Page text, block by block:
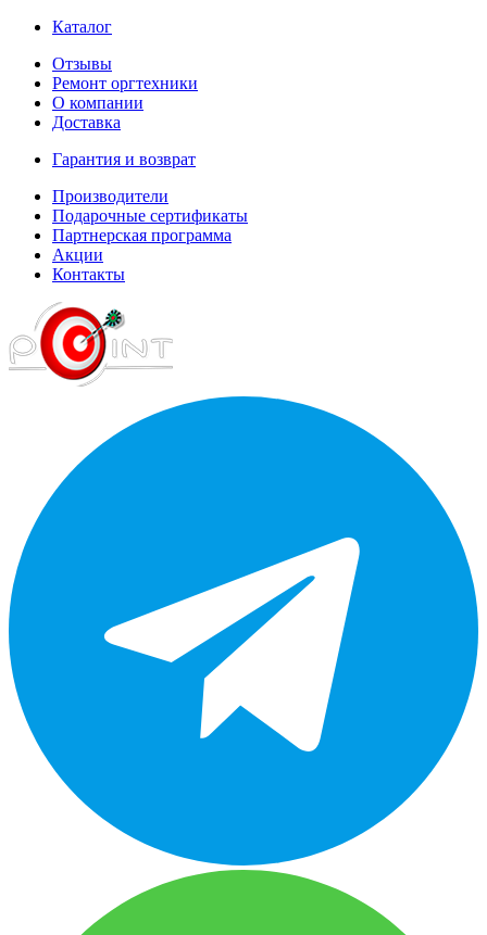
Каталог
Отзывы
Ремонт оргтехники
О компании
Доставка
Гарантия и возврат
Производители
Подарочные сертификаты
Партнерская программа
Акции
Контакты